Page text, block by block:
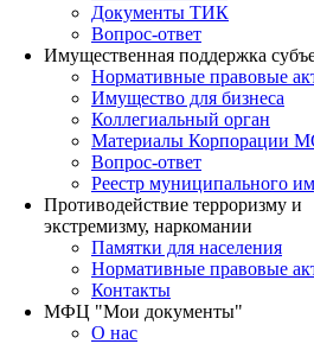
Документы ТИК
Вопрос-ответ
Имущественная поддержка
Нормативные правовые
Имущество для бизнеса
Коллегиальный орган
Материалы Корпорации
Вопрос-ответ
Реестр муниципального
Противодействие терроризму и
экстремизму, наркомании
Памятки для населения
Нормативные правовые
Контакты
МФЦ "Мои документы"
О нас